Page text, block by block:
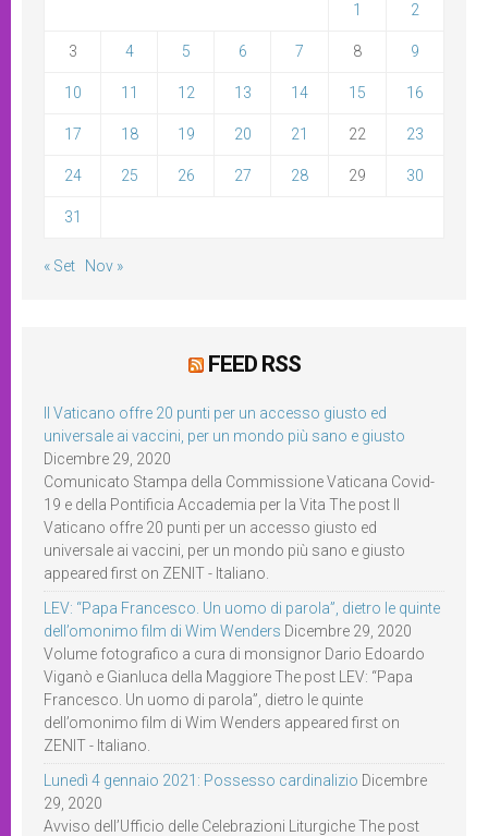
1 2
3 4 5 6 7 8 9
10 11 12 13 14 15 16
17 18 19 20 21 22 23
24 25 26 27 28 29 30
31
« Set Nov »
FEED RSS
Il Vaticano offre 20 punti per un accesso giusto ed
universale ai vaccini, per un mondo più sano e giusto
Dicembre 29, 2020
Comunicato Stampa della Commissione Vaticana Covid-
19 e della Pontificia Accademia per la Vita The post Il
Vaticano offre 20 punti per un accesso giusto ed
universale ai vaccini, per un mondo più sano e giusto
appeared first on ZENIT - Italiano.
LEV: “Papa Francesco. Un uomo di parola”, dietro le quinte
dell’omonimo film di Wim Wenders Dicembre 29, 2020
Volume fotografico a cura di monsignor Dario Edoardo
Viganò e Gianluca della Maggiore The post LEV: “Papa
Francesco. Un uomo di parola”, dietro le quinte
dell’omonimo film di Wim Wenders appeared first on
ZENIT - Italiano.
Lunedì 4 gennaio 2021: Possesso cardinalizio Dicembre
29, 2020
Avviso dell’Ufficio delle Celebrazioni Liturgiche The post